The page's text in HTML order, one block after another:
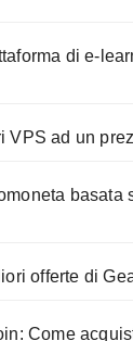
di e-
VPS ad un
basata
offerte di
Come